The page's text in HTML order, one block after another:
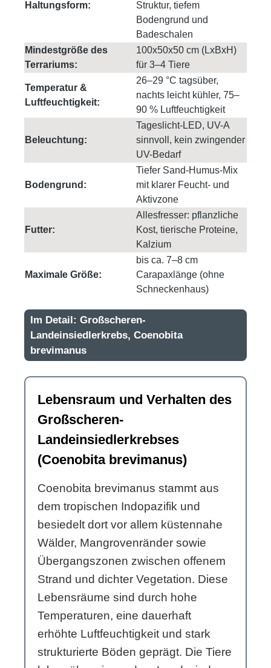
Haltungsform:
Struktur, tiefem
Bodengrund und
Badeschalen
Mindestgröße des
Terrariums:
100x50x50 cm (LxBxH)
für 3–4 Tiere
Temperatur &
Luftfeuchtigkeit:
26–29 °C tagsüber,
nachts leicht kühler, 75–
90 % Luftfeuchtigkeit
Beleuchtung:
Tageslicht-LED, UV-A
sinnvoll, kein zwingender
UV-Bedarf
Bodengrund:
Tiefer Sand-Humus-Mix
mit klarer Feucht- und
Aktivzone
Futter:
Allesfresser: pflanzliche
Kost, tierische Proteine,
Kalzium
Maximale Größe:
bis ca. 7–8 cm
Carapaxlänge (ohne
Schneckenhaus)
Im Detail: Großscheren-
Landeinsiedlerkrebs, Coenobita
brevimanus
Lebensraum und Verhalten des
Großscheren-
Landeinsiedlerkrebses
(Coenobita brevimanus)
Coenobita brevimanus stammt aus
dem tropischen Indopazifik und
besiedelt dort vor allem küstennahe
Wälder, Mangrovenränder sowie
Übergangszonen zwischen offenem
Strand und dichter Vegetation. Diese
Lebensräume sind durch hohe
Temperaturen, eine dauerhaft
erhöhte Luftfeuchtigkeit und stark
strukturierte Böden geprägt. Die Tiere